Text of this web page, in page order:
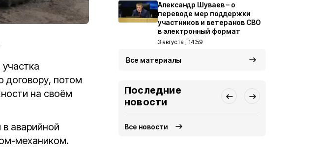
договору, потом
на своём
аварийной
механиком.
Александр Шуваев – о
переводе мер поддержки
участников и ветеранов СВО
в электронный формат
3 августа , 14:59
Все материалы
Последние
новости
Все новости